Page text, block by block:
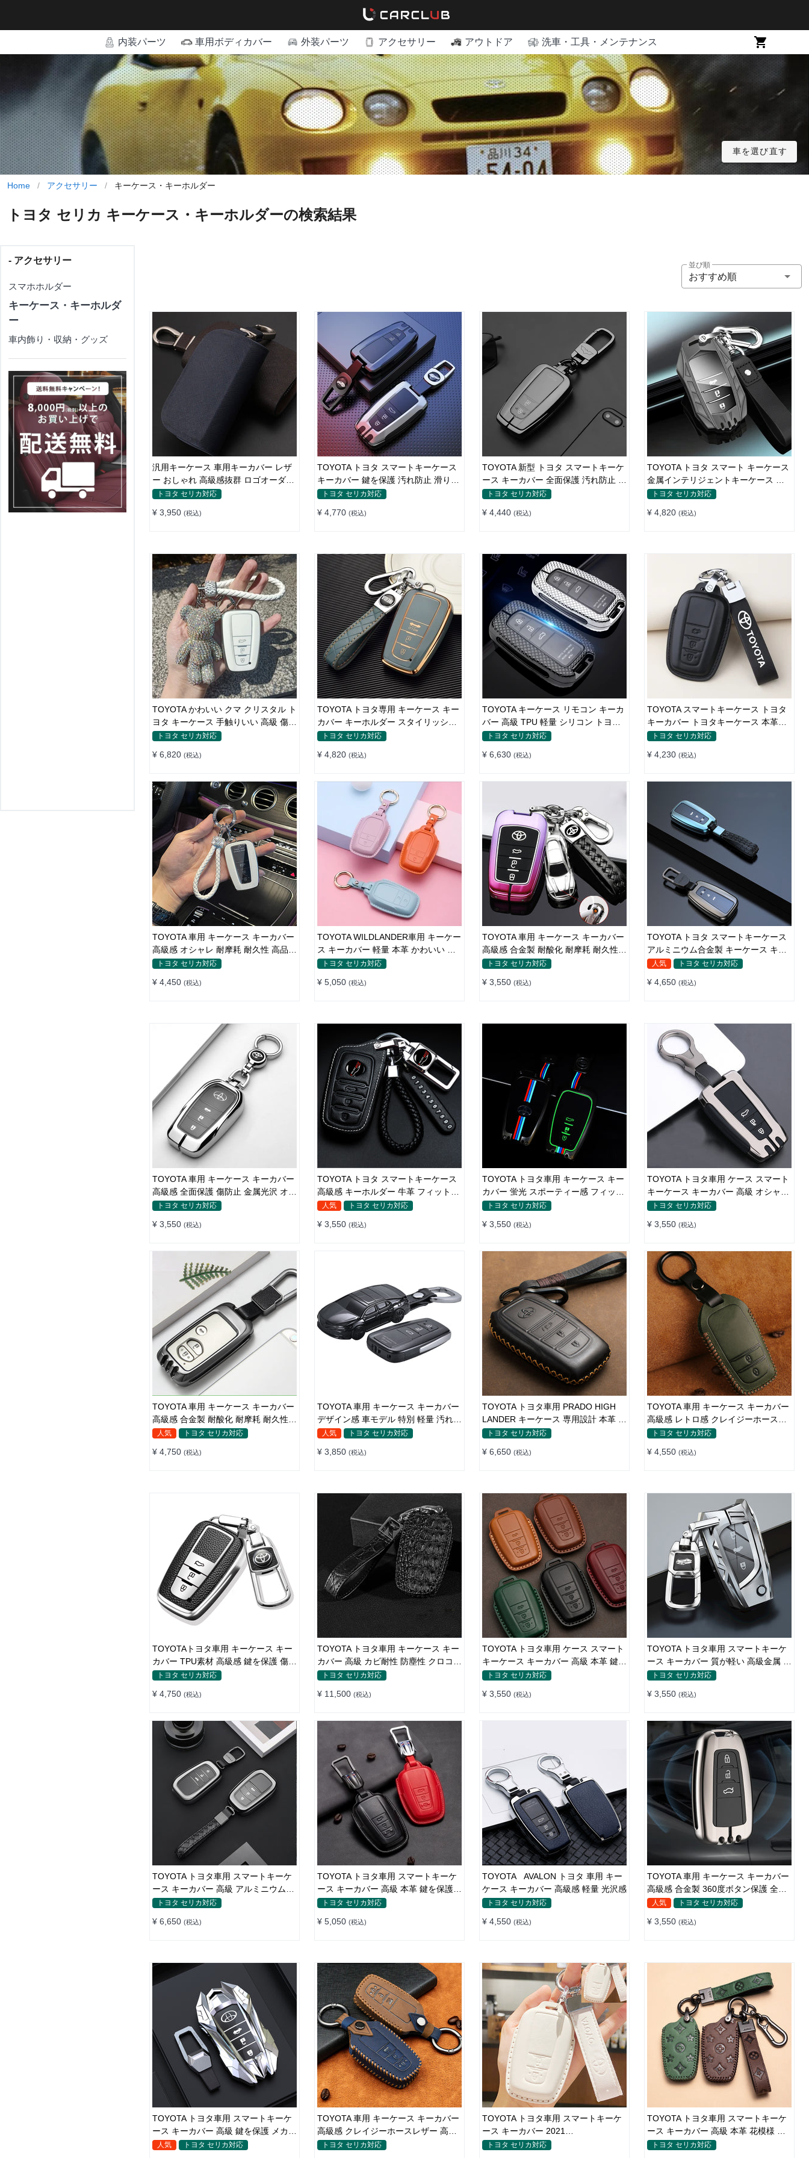
内装パーツ 車用ボディカバー 外装パーツ アクセサリー アウトドア 洗車・工具・メンテナンス
車を選び直す
Home / アクセサリー / キーケース・キーホルダー
トヨタ セリカ キーケース・キーホルダーの検索結果
- アクセサリー
スマホホルダー
キーケース・キーホルダ
ー
車内飾り・収納・グッズ
並び順
おすすめ順
汎用キーケース 車用キーカバー レザ
ー おしゃれ 高級感抜群 ロゴオーダー
メイド
トヨタ セリカ対応
¥ 3,950 (税込)
TOYOTA トヨタ スマートキーケース
キーカバー 鍵を保護 汚れ防止 滑り止
めトヨタ セリカ対応
¥ 4,770 (税込)
TOYOTA 新型 トヨタ スマートキーケ
ース キーカバー 全面保護 汚れ防止 滑
り止め 傷防止
トヨタ セリカ対応
¥ 4,440 (税込)
TOYOTA トヨタ スマート キーケース
金属インテリジェントキーケース 高
質な亜鉛合金材質
トヨタ セリカ対応
¥ 4,820 (税込)
TOYOTA かわいい クマ クリスタル ト
ヨタ キーケース 手触りいい 高級 傷防
止トヨタ セリカ対応
¥ 6,820 (税込)
TOYOTA トヨタ専用 キーケース キー
カバー キーホルダー スタイリッシュ
オシャレ 汚れ防止 滑り止め 傷防止
トヨタ セリカ対応
¥ 4,820 (税込)
TOYOTA キーケース リモコン キーカ
バー 高級 TPU 軽量 シリコン トヨタ
キーホルダー
トヨタ セリカ対応
¥ 6,630 (税込)
TOYOTA スマートキーケース トヨタ
キーカバー トヨタキーケース 本革レ
ザートヨタ セリカ対応
¥ 4,230 (税込)
TOYOTA 車用 キーケース キーカバー
高級感 オシャレ 耐摩耗 耐久性 高品質
レザー 傷 汚れ防止 軽量 防水 鍵を保
トヨタ セリカ対応
¥ 4,450 (税込)
TOYOTA WILDLANDER車用 キーケー
ス キーカバー 軽量 本革 かわいい 耐
摩耗 耐久性
トヨタ セリカ対応
¥ 5,050 (税込)
TOYOTA 車用 キーケース キーカバー
高級感 合金製 耐酸化 耐摩耗 耐久性
グラデーション カラー 軽量 防水 鍵を
トヨタ セリカ対応
¥ 3,550 (税込)
TOYOTA トヨタ スマートキーケース
アルミニウム合金製 キーケース キー
カバー キーホルダー 汚れ、傷防止
人気 トヨタ セリカ対応
¥ 4,650 (税込)
TOYOTA 車用 キーケース キーカバー
高級感 全面保護 傷防止 金属光沢 オシ
ャレトヨタ セリカ対応
¥ 3,550 (税込)
TOYOTA トヨタ スマートキーケース
高級感 キーホルダー 牛革 フィット感
リモコン 汚れ＆傷防止 オシャレ 全面
人気 トヨタ セリカ対応
¥ 3,550 (税込)
TOYOTA トヨタ車用 キーケース キー
カバー 蛍光 スポーティー感 フィット
感 リモコン
トヨタ セリカ対応
¥ 3,550 (税込)
TOYOTA トヨタ車用 ケース スマート
キーケース キーカバー 高級 オシャレ
手触り快適
トヨタ セリカ対応
¥ 3,550 (税込)
TOYOTA 車用 キーケース キーカバー
高級感 合金製 耐酸化 耐摩耗 耐久性
傷＆汚れ防止 防水 鍵を保護
人気 トヨタ セリカ対応
¥ 4,750 (税込)
TOYOTA 車用 キーケース キーカバー
デザイン感 車モデル 特別 軽量 汚れ防
止人気 トヨタ セリカ対応
¥ 3,850 (税込)
TOYOTA トヨタ車用 PRADO HIGH
LANDER キーケース 専用設計 本革 牛
革 高級感
トヨタ セリカ対応
¥ 6,650 (税込)
TOYOTA 車用 キーケース キーカバー
高級感 レトロ感 クレイジーホースレ
ザー 耐久性 高品質レザー 傷防止 鍵を
トヨタ セリカ対応
¥ 4,550 (税込)
TOYOTAトヨタ車用 キーケース キー
カバー TPU素材 高級感 鍵を保護 傷防
止 軽量 手触り快適 全面保護
トヨタ セリカ対応
¥ 4,750 (税込)
TOYOTA トヨタ車用 キーケース キー
カバー 高級 カビ耐性 防塵性 クロコダ
イルレザー 全面保護
トヨタ セリカ対応
¥ 11,500 (税込)
TOYOTA トヨタ車用 ケース スマート
キーケース キーカバー 高級 本革 鍵を
保護トヨタ セリカ対応
¥ 3,550 (税込)
TOYOTA トヨタ車用 スマートキーケ
ース キーカバー 質が軽い 高級金属 メ
カ感 かっこいい 防塵 防水
トヨタ セリカ対応
¥ 3,550 (税込)
TOYOTA トヨタ車用 スマートキーケ
ース キーカバー 高級 アルミニウム合
金製 鍵を保護 手触りいい 傷防止 手触
トヨタ セリカ対応
¥ 6,650 (税込)
TOYOTA トヨタ車用 スマートキーケ
ース キーカバー 高級 本革 鍵を保護
専用設計
トヨタ セリカ対応
¥ 5,050 (税込)
TOYOTA AVALON トヨタ 車用 キー
ケース キーカバー 高級感 軽量 光沢感
トヨタ セリカ対応
¥ 4,550 (税込)
TOYOTA 車用 キーケース キーカバー
高級感 合金製 360度ボタン保護 全面
保護 亜鉛合金メタル 車専用設計 フィ
人気 トヨタ セリカ対応
¥ 3,550 (税込)
TOYOTA トヨタ車用 スマートキーケ
ース キーカバー 高級 鍵を保護 メカ感
デザイン感 専用設計 電波遮断しない
人気 トヨタ セリカ対応
TOYOTA 車用 キーケース キーカバー
高級感 クレイジーホースレザー 高品
質レザー 傷 汚れ防止 ドレスアップ
トヨタ セリカ対応
TOYOTA トヨタ車用 スマートキーケ
ース キーカバー 2021
CAMRY/COROLLA/CHR 高級 本革 鍵
トヨタ セリカ対応
TOYOTA トヨタ車用 スマートキーケ
ース キーカバー 高級 本革 花模様 優
雅 オシャレ 軽量 鍵を保護
トヨタ セリカ対応